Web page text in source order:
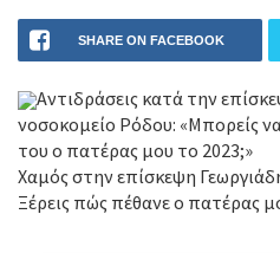
SHARE ON FACEBOOK
Αντιδράσεις κατά την
νοσοκομείο Ρόδου: «Μπορείς
του ο πατέρας μου το 2023;»
Χαμός στην επίσκεψη
Ξέρεις πώς πέθανε ο πατέρας